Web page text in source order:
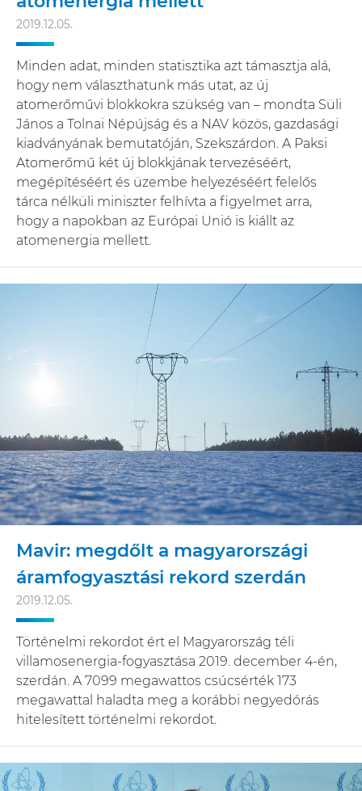
2019.12.05.
Minden adat, minden statisztika azt támasztja alá,
hogy nem választhatunk más utat, az új
atomerőművi blokkokra szükség van – mondta Süli
János a Tolnai Népújság és a NAV közös, gazdasági
kiadványának bemutatóján, Szekszárdon. A Paksi
Atomerőmű két új blokkjának tervezéséért,
megépítéséért és üzembe helyezéséért felelős
tárca nélküli miniszter felhívta a figyelmet arra,
hogy a napokban az Európai Unió is kiállt az
atomenergia mellett.
Mavir: megdőlt a magyarországi
áramfogyasztási rekord szerdán
2019.12.05.
Történelmi rekordot ért el Magyarország téli
villamosenergia-fogyasztása 2019. december 4-én,
szerdán. A 7099 megawattos csúcsérték 173
megawattal haladta meg a korábbi negyedórás
hitelesített történelmi rekordot.